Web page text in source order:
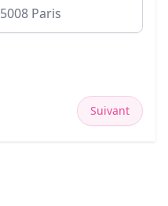
Suivant